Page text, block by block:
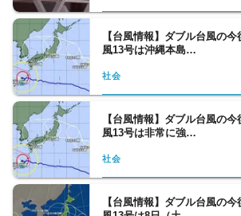
【台風情報】ダブル台風の
風13号は沖縄本島…
社会
【台風情報】ダブル台風の
風13号は非常に強…
社会
【台風情報】ダブル台風の